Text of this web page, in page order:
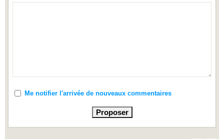
Me notifier l'arrivée de nouveaux commentaires